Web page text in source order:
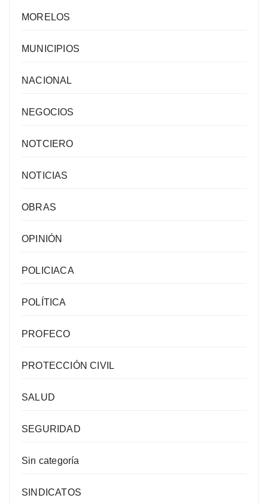
MORELOS
MUNICIPIOS
NACIONAL
NEGOCIOS
NOTCIERO
NOTICIAS
OBRAS
OPINIÓN
POLICIACA
POLÍTICA
PROFECO
PROTECCIÓN CIVIL
SALUD
SEGURIDAD
Sin categoría
SINDICATOS